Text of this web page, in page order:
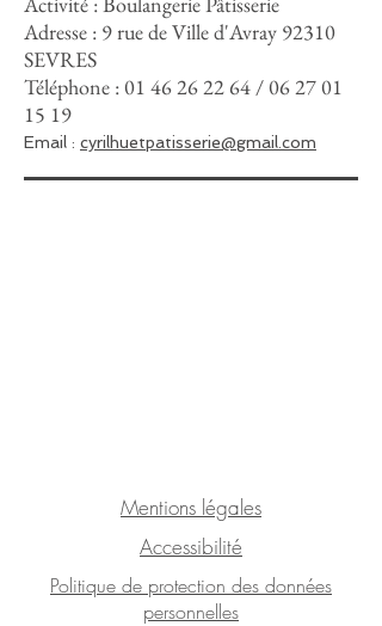
Adresse : 9 rue de Ville d'Avray 92310
SEVRES
Téléphone :01 46 26 22 64 /06 27 01
15 19
Email : cyrilhuetpatisserie@gmail.com
Mentions légales
Accessibilité
Politique de protection des données
personnelles